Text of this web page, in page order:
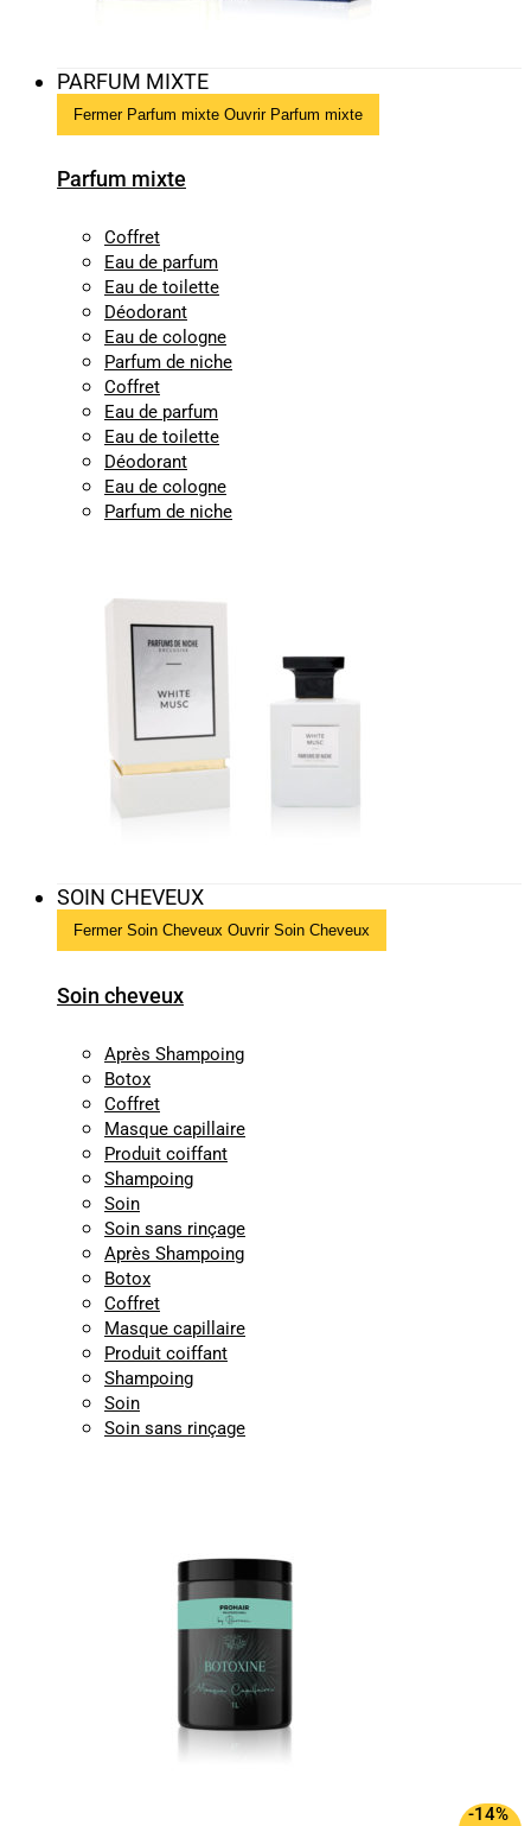
PARFUM MIXTE
Fermer Parfum mixte Ouvrir Parfum mixte
Parfum mixte
Coffret
Eau de parfum
Eau de toilette
Déodorant
Eau de cologne
Parfum de niche
Coffret
Eau de parfum
Eau de toilette
Déodorant
Eau de cologne
Parfum de niche
SOIN CHEVEUX
Fermer Soin Cheveux Ouvrir Soin Cheveux
Soin cheveux
Après Shampoing
Botox
Coffret
Masque capillaire
Produit coiffant
Shampoing
Soin
Soin sans rinçage
Après Shampoing
Botox
Coffret
Masque capillaire
Produit coiffant
Shampoing
Soin
Soin sans rinçage
-14%